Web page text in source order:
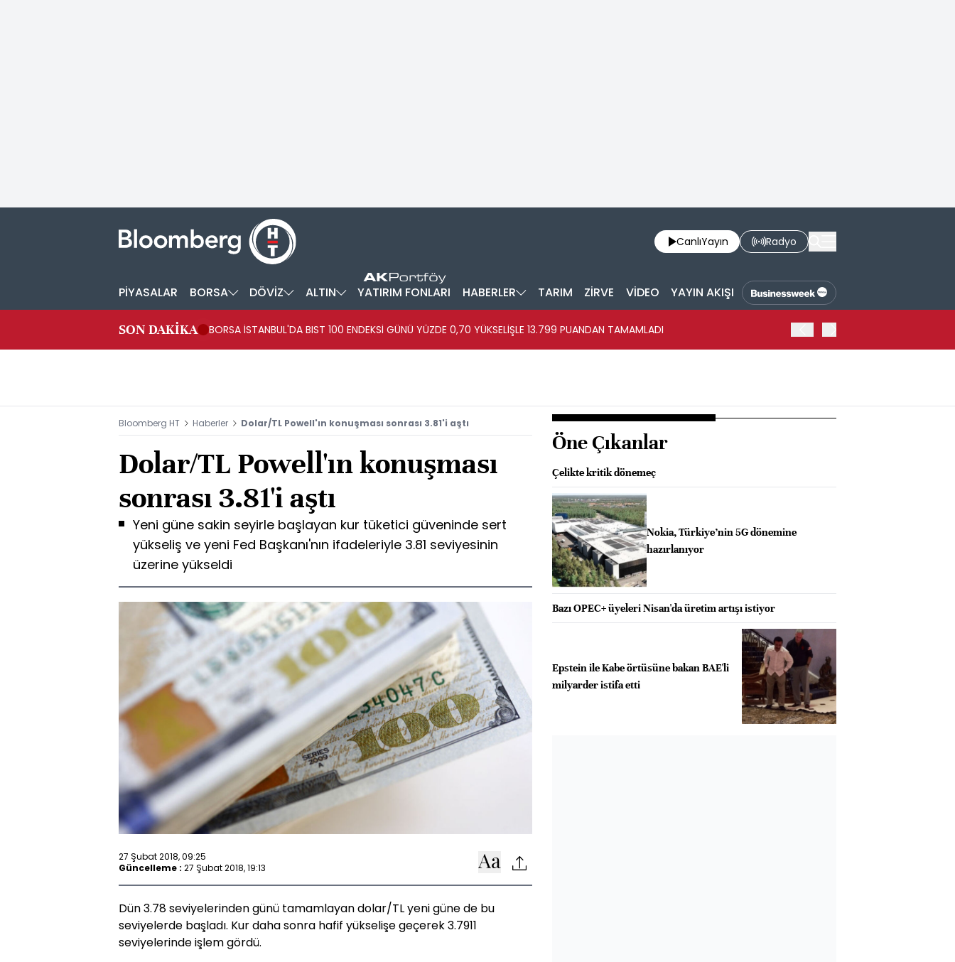
CanlıYayın Radyo
PİYASALAR BORSA DÖVİZ ALTIN YATIRIM FONLARI HABERLER TARIM ZİRVE VİDEO YAYIN AKIŞI
SON DAKİKA BORSA İSTANBUL'DA BIST 100 ENDEKSİ GÜNÜ YÜZDE 0,70 YÜKSELİŞLE 13.799 PUANDAN TAMAMLADI
Bloomberg HT Haberler Dolar/TL Powell'ın konuşması sonrası 3.81'i aştı
Dolar/TL Powell'ın konuşması
sonrası 3.81'i aştı
Yeni güne sakin seyirle başlayan kur tüketici güveninde sert
yükseliş ve yeni Fed Başkanı'nın ifadeleriyle 3.81 seviyesinin
üzerine yükseldi
27 Şubat 2018, 09:25
Güncelleme : 27 Şubat 2018, 19:13
Dün 3.78 seviyelerinden günü tamamlayan dolar/TL yeni güne de bu
seviyelerde başladı. Kur daha sonra hafif yükselişe geçerek 3.7911
seviyelerinde işlem gördü.
Öne Çıkanlar
Çelikte kritik dönemeç
Nokia, Türkiye’nin 5G dönemine
hazırlanıyor
Bazı OPEC+ üyeleri Nisan'da üretim artışı istiyor
Epstein ile Kabe örtüsüne bakan BAE'li
milyarder istifa etti